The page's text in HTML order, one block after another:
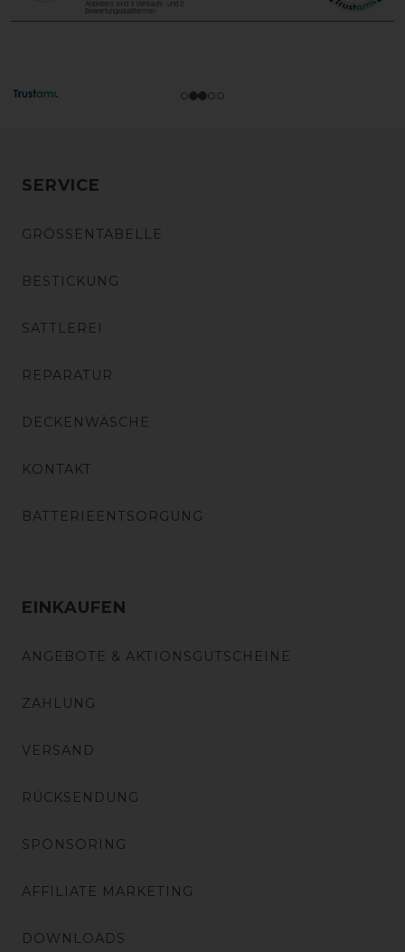
SERVICE
GRÖSSENTABELLE
BESTICKUNG
SATTLEREI
REPARATUR
DECKENWÄSCHE
KONTAKT
BATTERIEENTSORGUNG
EINKAUFEN
ANGEBOTE & AKTIONSGUTSCHEINE
ZAHLUNG
VERSAND
RÜCKSENDUNG
SPONSORING
AFFILIATE MARKETING
DOWNLOADS